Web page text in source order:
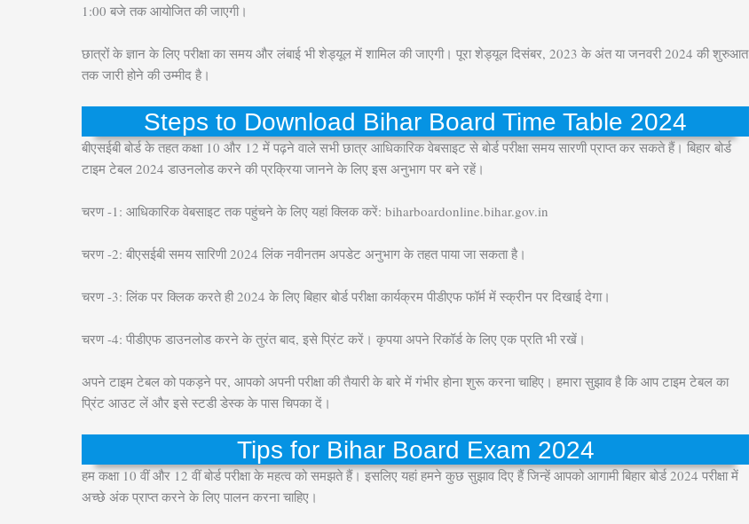
1:00 बजे तक आयोजित की जाएगी।
छात्रों के ज्ञान के लिए परीक्षा का समय और लंबाई भी शेड्यूल में शामिल की जाएगी। पूरा शेड्यूल दिसंबर, 2023 के अंत या जनवरी 2024 की शुरुआत
तक जारी होने की उम्मीद है।
Steps to Download Bihar Board Time Table 2024
बीएसईबी बोर्ड के तहत कक्षा 10 और 12 में पढ़ने वाले सभी छात्र आधिकारिक वेबसाइट से बोर्ड परीक्षा समय सारणी प्राप्त कर सकते हैं। बिहार बोर्ड
टाइम टेबल 2024 डाउनलोड करने की प्रक्रिया जानने के लिए इस अनुभाग पर बने रहें।
चरण -1: आधिकारिक वेबसाइट तक पहुंचने के लिए यहां क्लिक करें: biharboardonline.bihar.gov.in
चरण -2: बीएसईबी समय सारिणी 2024 लिंक नवीनतम अपडेट अनुभाग के तहत पाया जा सकता है।
चरण -3: लिंक पर क्लिक करते ही 2024 के लिए बिहार बोर्ड परीक्षा कार्यक्रम पीडीएफ फॉर्म में स्क्रीन पर दिखाई देगा।
चरण -4: पीडीएफ डाउनलोड करने के तुरंत बाद, इसे प्रिंट करें। कृपया अपने रिकॉर्ड के लिए एक प्रति भी रखें।
अपने टाइम टेबल को पकड़ने पर, आपको अपनी परीक्षा की तैयारी के बारे में गंभीर होना शुरू करना चाहिए। हमारा सुझाव है कि आप टाइम टेबल का
प्रिंट आउट लें और इसे स्टडी डेस्क के पास चिपका दें।
Tips for Bihar Board Exam 2024
हम कक्षा 10 वीं और 12 वीं बोर्ड परीक्षा के महत्व को समझते हैं। इसलिए यहां हमने कुछ सुझाव दिए हैं जिन्हें आपको आगामी बिहार बोर्ड 2024 परीक्षा में
अच्छे अंक प्राप्त करने के लिए पालन करना चाहिए।